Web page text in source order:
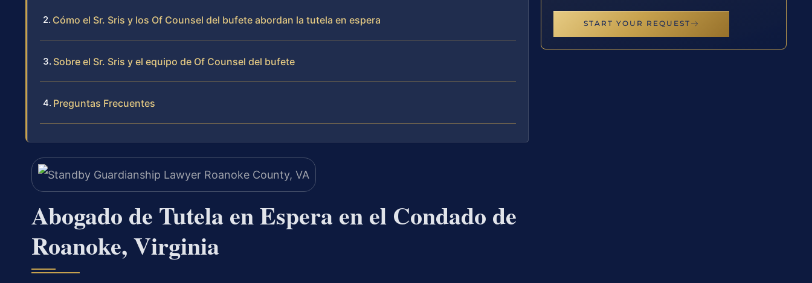
Cómo el Sr. Sris y los Of Counsel del bufete abordan la tutela en espera
Sobre el Sr. Sris y el equipo de Of Counsel del bufete
Preguntas Frecuentes
Abogado de Tutela en Espera en el Condado de
Roanoke, Virginia
START YOUR REQUEST